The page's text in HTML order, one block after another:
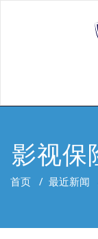
影视保
首页 / 最近新闻